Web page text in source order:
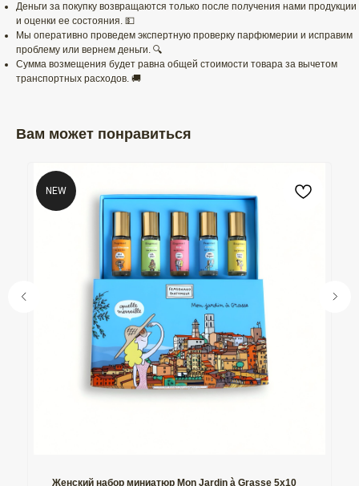
Деньги за покупку возвращаются только после получения нами продукции
и оценки ее состояния. 💵
Мы оперативно проведем экспертную проверку парфюмерии и исправим
проблему или вернем деньги. 🔍
Сумма возмещения будет равна общей стоимости товара за вычетом
транспортных расходов. 🚚
Вам может понравиться
NEW
Женский набор миниатюр Mon Jardin à Grasse 5х10